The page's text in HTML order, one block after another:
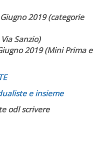
2019 (categorie
Sanzio)
2019 (Mini Prima e
e insieme
odl scrivere